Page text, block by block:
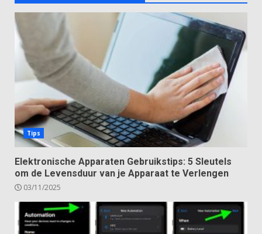
Tips
Elektronische Apparaten Gebruikstips: 5 Sleutels
om de Levensduur van je Apparaat te Verlengen
03/11/2025